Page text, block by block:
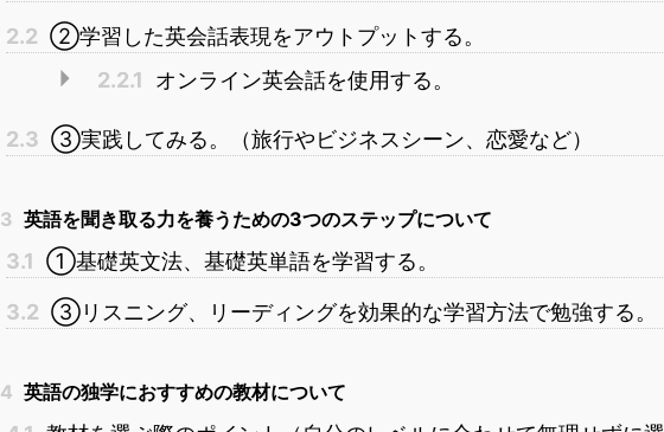
2.2 ②学習した英会話表現をアウトプットする。
2.2.1
オンライン英会話を使用する。
2.3 ③実践してみる。（旅行やビジネスシーン、恋愛など）
3 英語を聞き取る力を養うための3つのステップについて
3.1 ①基礎英文法、基礎英単語を学習する。
3.2 ③リスニング、リーディングを効果的な学習方法で勉強する。
4 英語の独学におすすめの教材について